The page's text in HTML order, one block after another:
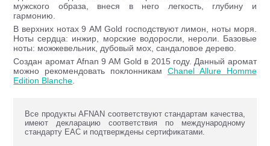
мужского образа, внеся в него легкость, глубину и
гармонию.
В верхних нотах 9 AM Gold господствуют лимон, ноты моря.
Ноты сердца: инжир, морские водоросли, нероли. Базовые
ноты: можжевельник, дубовый мох, сандаловое дерево.
Создан аромат Afnan 9 AM Gold в 2015 году. Данный аромат
можно рекомендовать поклонникам Chanel Allure Homme
Edition Blanche
Все продукты AFNAN соответствуют стандартам качества,
имеют декларацию соответствия по международному
стандарту ЕАС и подтверждены сертификатами.